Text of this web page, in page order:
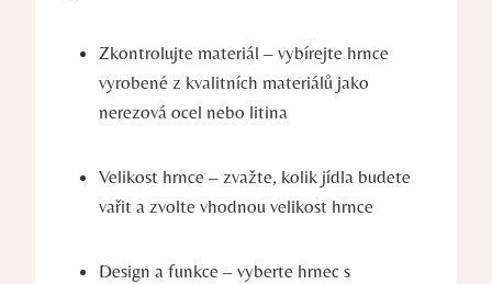
Zkontrolujte materiál – vybírejte hrnce
vyrobené z kvalitních materiálů jako
nerezová ocel nebo litina
Velikost hrnce – zvažte, kolik jídla budete
vařit a zvolte vhodnou velikost hrnce
Design a funkce – vyberte hrnec s